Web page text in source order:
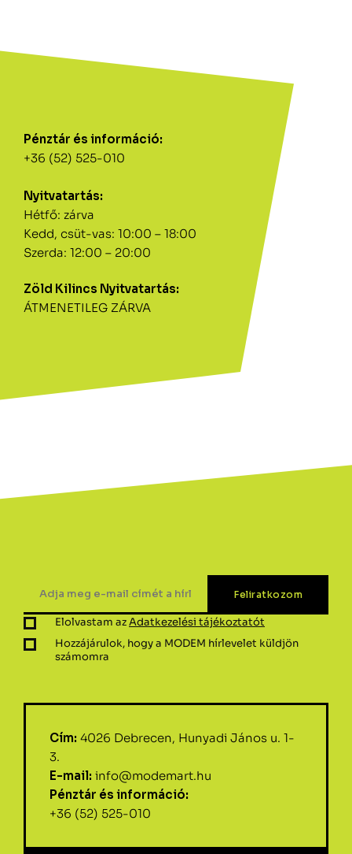
Pénztár és információ:
+36 (52) 525-010
Nyitvatartás:
Hétfő: zárva
Kedd, csüt-vas: 10:00 – 18:00
Szerda: 12:00 – 20:00
Zöld Kilincs Nyitvatartás:
ÁTMENETILEG ZÁRVA
Elolvastam azAdatkezelési tájékoztatót
Hozzájárulok, hogy a MODEM hírlevelet küldjön
számomra
Cím: 4026 Debrecen, Hunyadi János u. 1-
3.
E-mail: info@modemart.hu
Pénztár és információ:
+36 (52) 525-010